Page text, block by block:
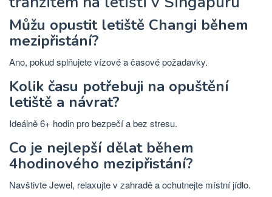
Můžu opustit letiště Changi během
mezipřistání?
Ano, pokud splňujete vízové a časové požadavky.
Kolik času potřebuji na opuštění
letiště a návrat?
Ideálně 6+ hodin pro bezpečí a bez stresu.
Co je nejlepší dělat během
4hodinového mezipřistání?
Navštivte Jewel, relaxujte v zahradě a ochutnejte místní jídlo.